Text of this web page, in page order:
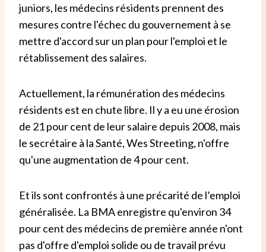
juniors, les médecins résidents prennent des
mesures contre l'échec du gouvernement à se
mettre d'accord sur un plan pour l'emploi et le
rétablissement des salaires.
Actuellement, la rémunération des médecins
résidents est en chute libre. Il y a eu une érosion
de 21 pour cent de leur salaire depuis 2008, mais
le secrétaire à la Santé, Wes Streeting, n'offre
qu'une augmentation de 4 pour cent.
Et ils sont confrontés à une précarité de l’emploi
généralisée. La BMA enregistre qu'environ 34
pour cent des médecins de première année n'ont
pas d'offre d'emploi solide ou de travail prévu